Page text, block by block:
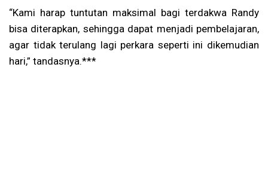
“Kami harap tuntutan maksimal bagi terdakwa Randy
bisa diterapkan, sehingga dapat menjadi pembelajaran,
agar tidak terulang lagi perkara seperti ini dikemudian
hari,” tandasnya.***